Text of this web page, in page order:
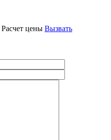
Расчет цены Вызвать